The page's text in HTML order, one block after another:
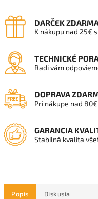
DARČEK
K nákupu nad 25€
TECHNICKÉ
Radi vám
DOPRAVA
Pri nákupe nad
GARANCIA
Stabilná kvalita
Popis Diskusia